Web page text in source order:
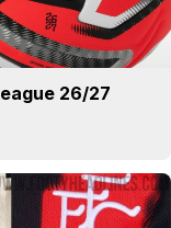
26/27